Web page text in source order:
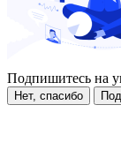
Подпишитесь на
Нет, спасибо